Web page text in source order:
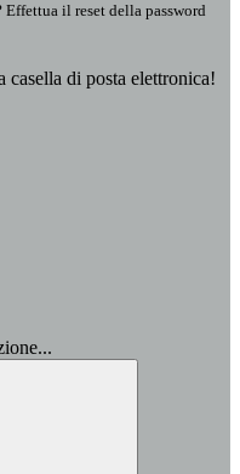
il reset della password
di posta elettronica!